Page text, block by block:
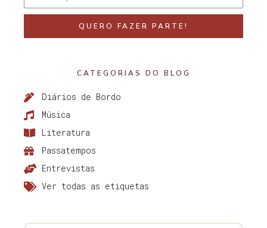
QUERO FAZER PARTE!
CATEGORIAS DO BLOG
Diários de Bordo
Música
Literatura
Passatempos
Entrevistas
Ver todas as etiquetas